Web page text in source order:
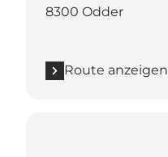
8300 Odder
Route anzeigen